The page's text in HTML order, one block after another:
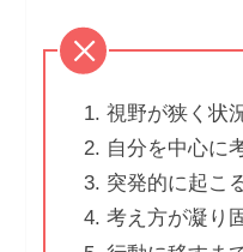
視野が狭く状
自分を中心に
突発的に起こ
考え方が凝り